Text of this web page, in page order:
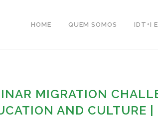
HOME QUEM SOMOS IDT+I
MIGRATION
AND CULTURE